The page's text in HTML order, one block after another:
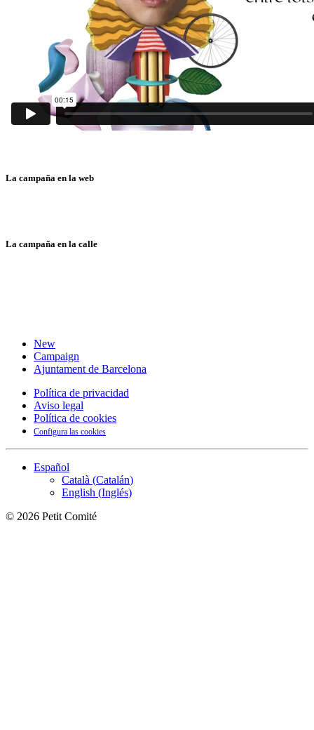
La campaña en la web
La campaña en la calle
New
Campaign
Ajuntament de Barcelona
Política de privacidad
Aviso legal
Política de cookies
Configura las cookies
Español
Català (Catalán)
English (Inglés)
© 2026 Petit Comité